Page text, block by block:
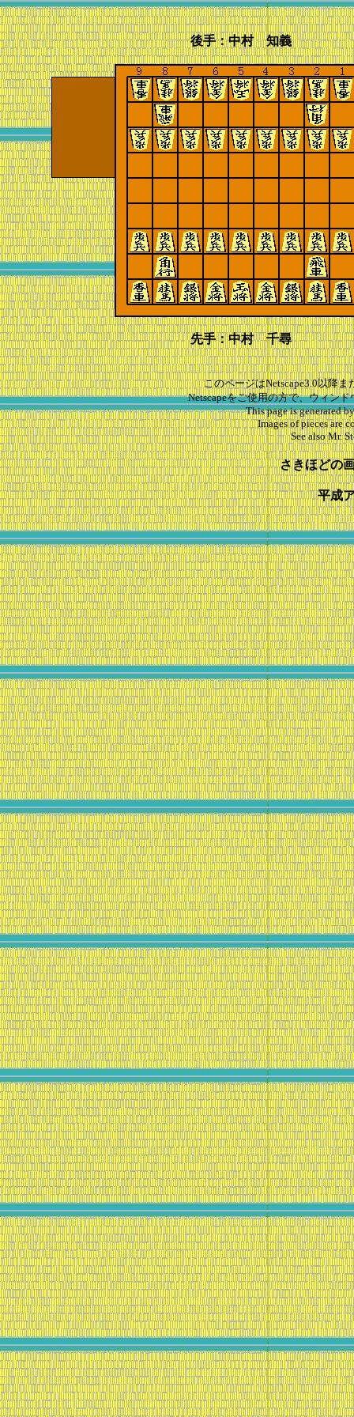
後手：中村 知義
先手：中村 千尋
このページはNetscape3.0以降
Netscapeをご使用の方で、ウィン
This page is generated
Images of pieces are
See also Mr.
さきほどの
平成ア